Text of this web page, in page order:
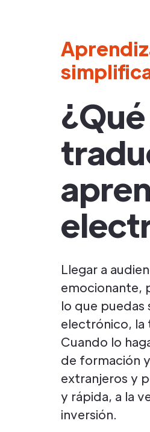
Llegar a
emocionante,
lo que puedas
electrónico, la
Cuando lo
de formación
extranjeros y
y rápida, a la
inversión.